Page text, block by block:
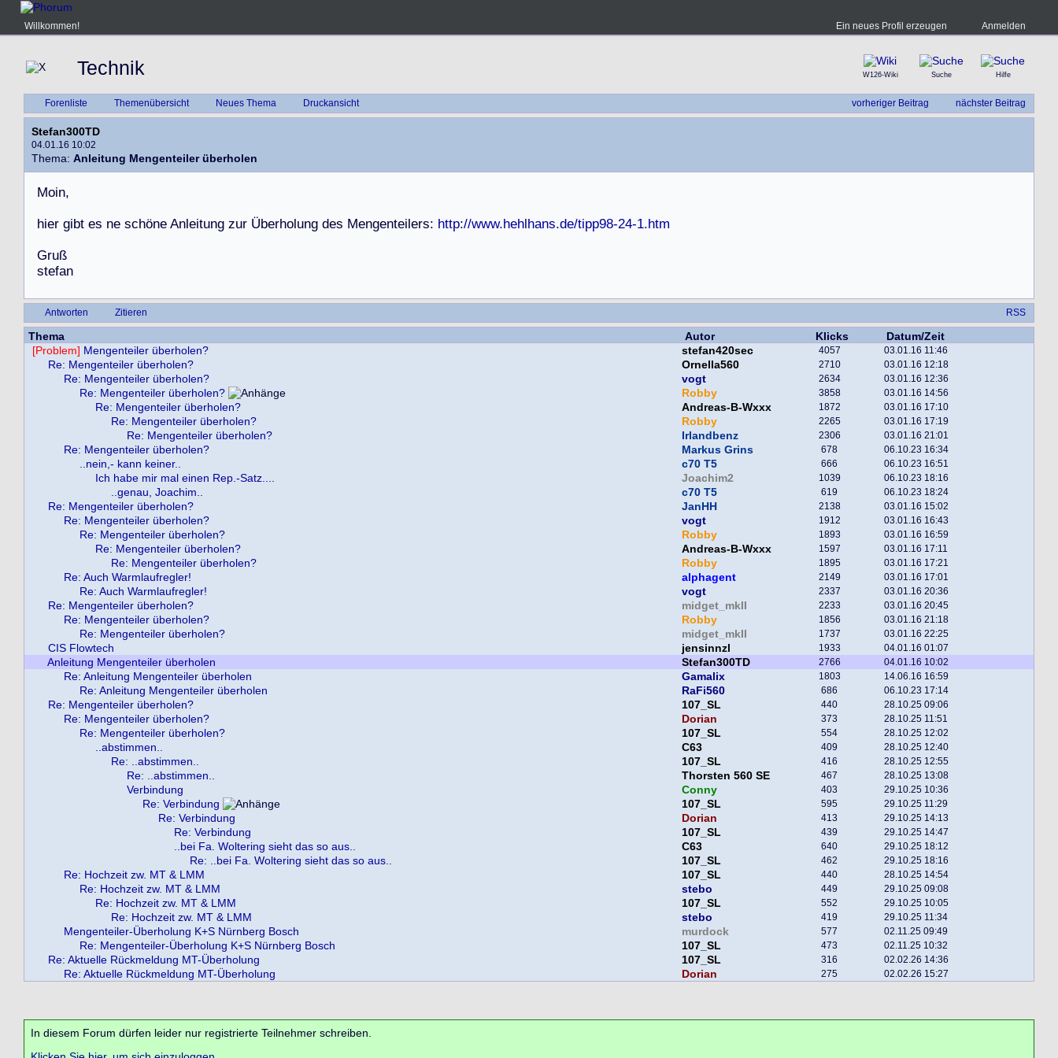
Willkommen! Ein neues Profil erzeugen Anmelden
Technik W126-Wiki Suche Hilfe
vorheriger Beitrag nächster Beitrag
Forenliste Themenübersicht Neues Thema Druckansicht
Stefan300TD
04.01.16 10:02
Thema: Anleitung Mengenteiler überholen
Moin,
hier gibt es ne schöne Anleitung zur Überholung des Mengenteilers: http://www.hehlhans.de/tipp98-24-1.htm
Gruß
stefan
Antworten Zitieren RSS
Thema Autor Klicks
Datum/Zeit
[Problem] Mengenteiler überholen? stefan420sec 4057 03.01.16 11:46
Re: Mengenteiler überholen? Ornella560 2710 03.01.16 12:18
Re: Mengenteiler überholen? vogt 2634 03.01.16 12:36
Re: Mengenteiler überholen? Robby 3858 03.01.16 14:56
Re: Mengenteiler überholen? Andreas-B-Wxxx 1872 03.01.16 17:10
Re: Mengenteiler überholen? Robby 2265 03.01.16 17:19
Re: Mengenteiler überholen? Irlandbenz 2306 03.01.16 21:01
Re: Mengenteiler überholen? Markus Grins 678 06.10.23 16:34
..nein,- kann keiner.. c70 T5 666 06.10.23 16:51
Ich habe mir mal einen Rep.-Satz.... Joachim2 1039 06.10.23 18:16
..genau, Joachim.. c70 T5 619 06.10.23 18:24
Re: Mengenteiler überholen? JanHH 2138 03.01.16 15:02
Re: Mengenteiler überholen? vogt 1912 03.01.16 16:43
Re: Mengenteiler überholen? Robby 1893 03.01.16 16:59
Re: Mengenteiler überholen? Andreas-B-Wxxx 1597 03.01.16 17:11
Re: Mengenteiler überholen? Robby 1895 03.01.16 17:21
Re: Auch Warmlaufregler! alphagent 2149 03.01.16 17:01
Re: Auch Warmlaufregler! vogt 2337 03.01.16 20:36
Re: Mengenteiler überholen? midget_mkII 2233 03.01.16 20:45
Re: Mengenteiler überholen? Robby 1856 03.01.16 21:18
Re: Mengenteiler überholen? midget_mkII 1737 03.01.16 22:25
CIS Flowtech jensinnzl 1933 04.01.16 01:07
Anleitung Mengenteiler überholen Stefan300TD 2766 04.01.16 10:02
Re: Anleitung Mengenteiler überholen Gamalix 1803 14.06.16 16:59
Re: Anleitung Mengenteiler überholen RaFi560 686 06.10.23 17:14
Re: Mengenteiler überholen? 107_SL 440 28.10.25 09:06
Re: Mengenteiler überholen? Dorian 373 28.10.25 11:51
Re: Mengenteiler überholen? 107_SL 554 28.10.25 12:02
..abstimmen.. C63 409 28.10.25 12:40
Re: ..abstimmen.. 107_SL 416 28.10.25 12:55
Re: ..abstimmen.. Thorsten 560 SE 467 28.10.25 13:08
Verbindung Conny 403 29.10.25 10:36
Re: Verbindung 107_SL 595 29.10.25 11:29
Re: Verbindung Dorian 413 29.10.25 14:13
Re: Verbindung 107_SL 439 29.10.25 14:47
..bei Fa. Woltering sieht das so aus.. C63 640 29.10.25 18:12
Re: ..bei Fa. Woltering sieht das so aus.. 107_SL 462 29.10.25 18:16
Re: Hochzeit zw. MT & LMM 107_SL 440 28.10.25 14:54
Re: Hochzeit zw. MT & LMM stebo 449 29.10.25 09:08
Re: Hochzeit zw. MT & LMM 107_SL 552 29.10.25 10:05
Re: Hochzeit zw. MT & LMM stebo 419 29.10.25 11:34
Mengenteiler-Überholung K+S Nürnberg Bosch murdock 577 02.11.25 09:49
Re: Mengenteiler-Überholung K+S Nürnberg Bosch 107_SL 473 02.11.25 10:32
Re: Aktuelle Rückmeldung MT-Überholung 107_SL 316 02.02.26 14:36
Re: Aktuelle Rückmeldung MT-Überholung Dorian 275 02.02.26 15:27
In diesem Forum dürfen leider nur registrierte Teilnehmer schreiben.